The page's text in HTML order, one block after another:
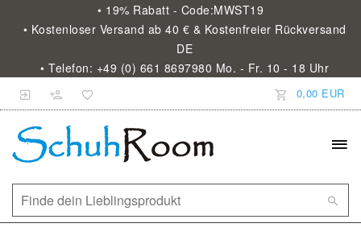
• 19% Rabatt - Code:MWST19
• Kostenloser Versand ab 40 € & Kostenfreier Rückversand
DE
• Telefon: +49 (0) 661 8697980 Mo. - Fr. 10 - 18 Uhr
0,00 EUR